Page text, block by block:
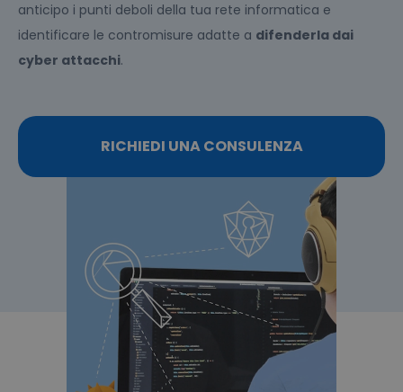
anticipo i punti deboli della tua rete informatica e
identificare le contromisure adatte a difenderla dai
cyber attacchi.
RICHIEDI UNA CONSULENZA